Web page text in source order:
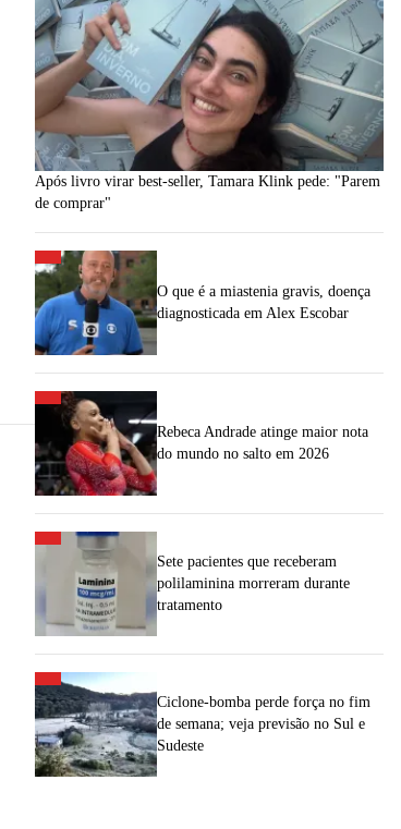
Após livro virar best-seller, Tamara Klink pede: "Parem
de comprar"
O que é a miastenia gravis, doença
diagnosticada em Alex Escobar
Rebeca Andrade atinge maior nota
do mundo no salto em 2026
Sete pacientes que receberam
polilaminina morreram durante
tratamento
Ciclone-bomba perde força no fim
de semana; veja previsão no Sul e
Sudeste